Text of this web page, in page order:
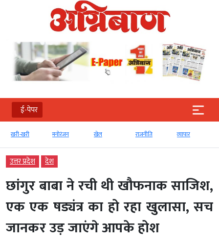
ई-पेपर
खरी-खरी मनोरंजन खेल राजनीति व्‍यापार
उत्तर प्रदेश देश
छांगुर बाबा ने रची थी खौफनाक साजिश,
एक एक षड्यंत्र का हो रहा खुलासा, सच
जानकर उड़ जाएंगे आपके होश